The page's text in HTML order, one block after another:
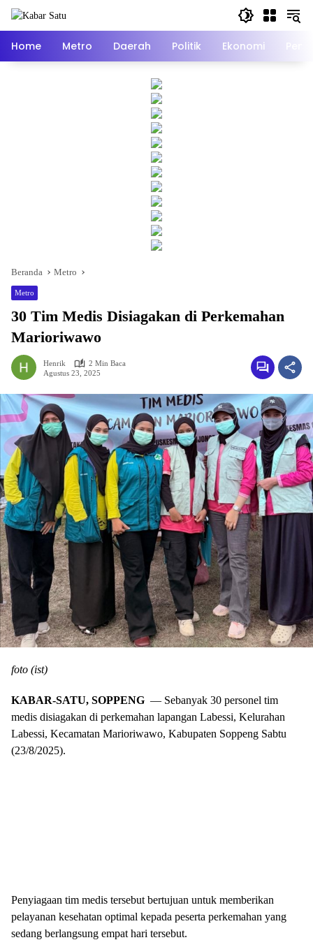
Langsung
Home Metro Daerah Politik Ekonomi
Beranda Metro
Metro
30 Tim Medis Disiagakan di Perkemahan
Marioriwawo
Henrik
2 Min Baca
Agustus 23, 2025
foto (ist)
KABAR-SATU, SOPPENG — Sebanyak 30 personel tim
medis disiagakan di perkemahan lapangan Labessi, Kelurahan
Labessi, Kecamatan Marioriwawo, Kabupaten Soppeng Sabtu
(23/8/2025).
Penyiagaan tim medis tersebut bertujuan untuk memberikan
pelayanan kesehatan optimal kepada peserta perkemahan yang
sedang berlangsung empat hari tersebut.